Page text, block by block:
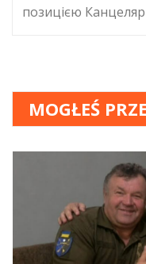
позицією
MOGŁEŚ